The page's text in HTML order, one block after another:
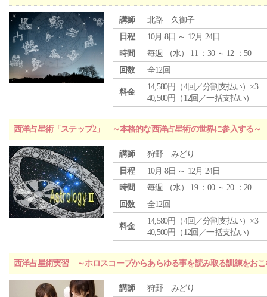
講師
北路 久御子
日程
10月 8日 ～ 12月 24日
時間
毎週 （水） 11 ：30 ～ 12 ：50
回数
全12回
料金
14,580円（4回／分割支払い）×3
40,500円（12回／一括支払い）
西洋占星術「ステップ2」 ～本格的な西洋占星術の世界に参入する～
講師
狩野 みどり
日程
10月 8日 ～ 12月 24日
時間
毎週 （水） 19 ：00 ～ 20 ：20
回数
全12回
料金
14,580円（4回／分割支払い）×3
40,500円（12回／一括支払い）
西洋占星術実習 ～ホロスコープからあらゆる事を読み取る訓練をおこ
講師
狩野 みどり